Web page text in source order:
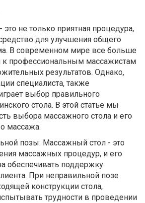
не только приятная процедура,
для улучшения общего
В современном мире все больше
профессиональным массажистам
результатов. Однако,
специалиста, также
выбор правильного
стола. В этой статье мы
выбора массажного стола и его
массажа.
позы: Массажный стол - это
массажных процедур, и его
обеспечивать поддержку
При неправильной позе
конструкции стола,
трудности в проведении